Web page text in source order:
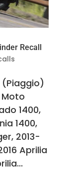
Recall
(Piaggio)
1400,
1400,
2013-
Aprilia